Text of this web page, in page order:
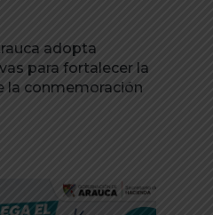
adopta
para fortalecer la
la conmemoración